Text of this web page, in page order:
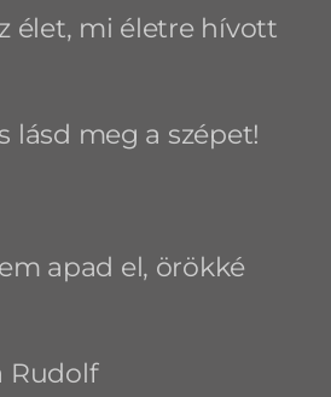
élet, mi életre hívott
lásd meg a szépet!
apad el, örökké
Rudolf